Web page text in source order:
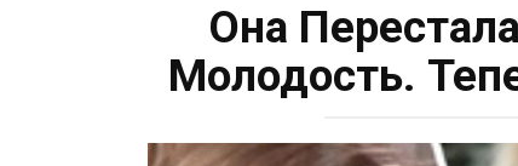
Она
Молодость.